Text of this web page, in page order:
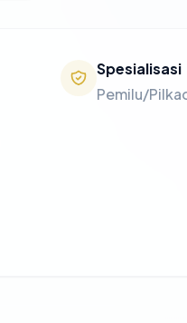
Spesialisasi
Pemilu/